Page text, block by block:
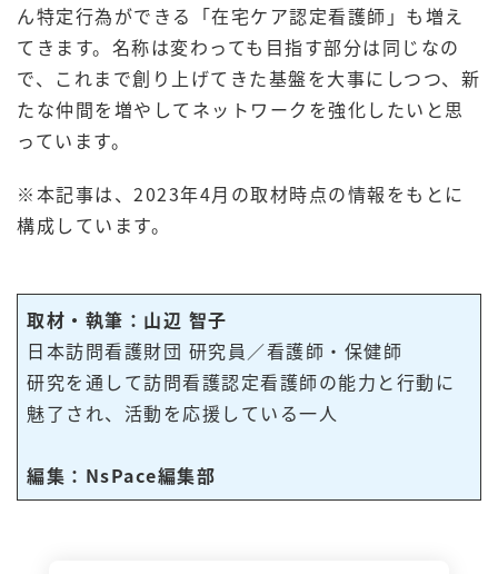
ん特定行為ができる「在宅ケア認定看護師」も増え
てきます。名称は変わっても目指す部分は同じなの
で、これまで創り上げてきた基盤を大事にしつつ、新
たな仲間を増やしてネットワークを強化したいと思
っています。
※本記事は、2023年4月の取材時点の情報をもとに
構成しています。
取材・執筆：山辺 智子
日本訪問看護財団 研究員／看護師・保健師
研究を通して訪問看護認定看護師の能力と行動に
魅了され、活動を応援している一人
編集：NsPace編集部